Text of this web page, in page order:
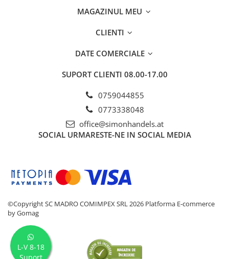
MAGAZINUL MEU
CLIENTI
DATE COMERCIALE
SUPORT CLIENTI 08.00-17.00
0759044855
0773338048
office@simonhandels.at
SOCIAL URMARESTE-NE IN SOCIAL MEDIA
©Copyright SC MADRO COMIMPEX SRL 2026 Platforma E-commerce
by Gomag
L-V 8-18